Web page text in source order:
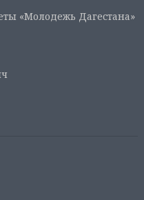
«Молодежь Дагестана»